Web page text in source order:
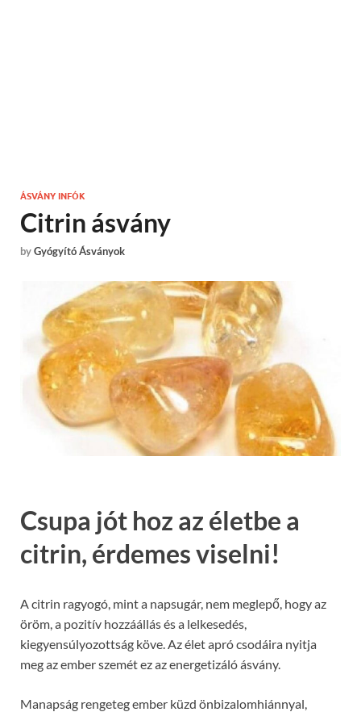
ÁSVÁNY INFÓK
Citrin ásvány
byGyógyító Ásványok
Csupa jót hoz az életbe a
citrin, érdemes viselni!
A citrin ragyogó, mint a napsugár, nem meglepő, hogy az
öröm, a pozitív hozzáállás és a lelkesedés,
kiegyensúlyozottság köve. Az élet apró csodáira nyitja
meg az ember szemét ez az energetizáló ásvány.
Manapság rengeteg ember küzd önbizalomhiánnyal,